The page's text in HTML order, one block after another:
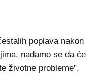
poplava nakon
nadamo se da će
životne probleme",